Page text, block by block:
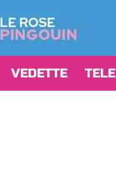
VEDETTE TELE